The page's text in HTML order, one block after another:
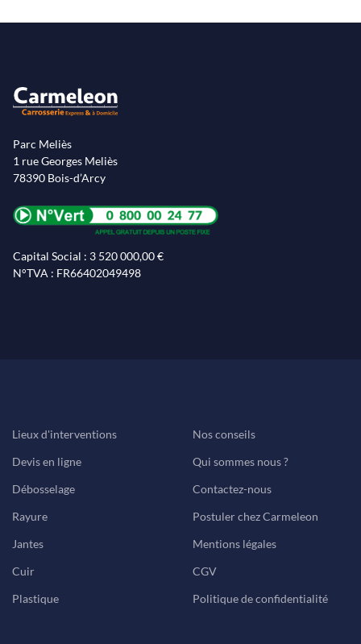
Parc Meliès
1 rue Georges Meliès
78390 Bois-d’Arcy
Capital Social : 3 520 000,00 €
N°TVA : FR66402049498
Lieux d'interventions
Devis en ligne
Débosselage
Rayure
Jantes
Cuir
Plastique
Nos conseils
Qui sommes nous ?
Contactez-nous
Postuler chez Carmeleon
Mentions légales
CGV
Politique de confidentialité